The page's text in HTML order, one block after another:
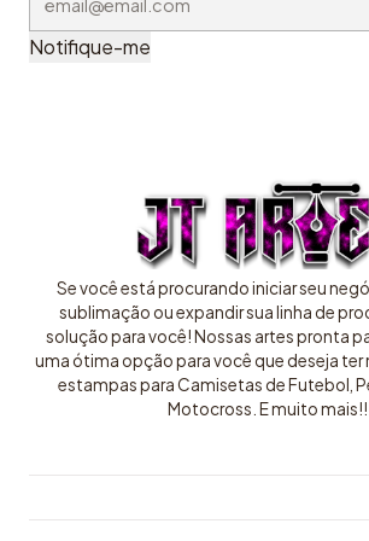
Notifique-me
Se você está procurando iniciar seu
sublimação ou expandir sua linha de
solução para você! Nossas artes pronta
uma ótima opção para você que deseja
estampas para Camisetas de Futebol,
Motocross. E muito